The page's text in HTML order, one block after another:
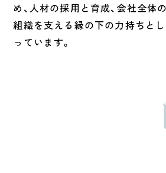
め、人材の採用と育成、会社全体
組織を支える縁の下の力持ちと
っています。